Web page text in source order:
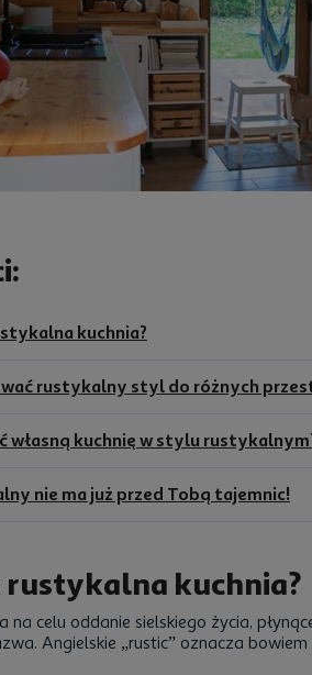
kuchnia?
rustykalny styl do różnych
własną kuchnię w stylu
nie ma już przed Tobą tajemnic!
rustykalna kuchnia?
na celu oddanie sielskiego życia,
Angielskie „rustic” oznacza